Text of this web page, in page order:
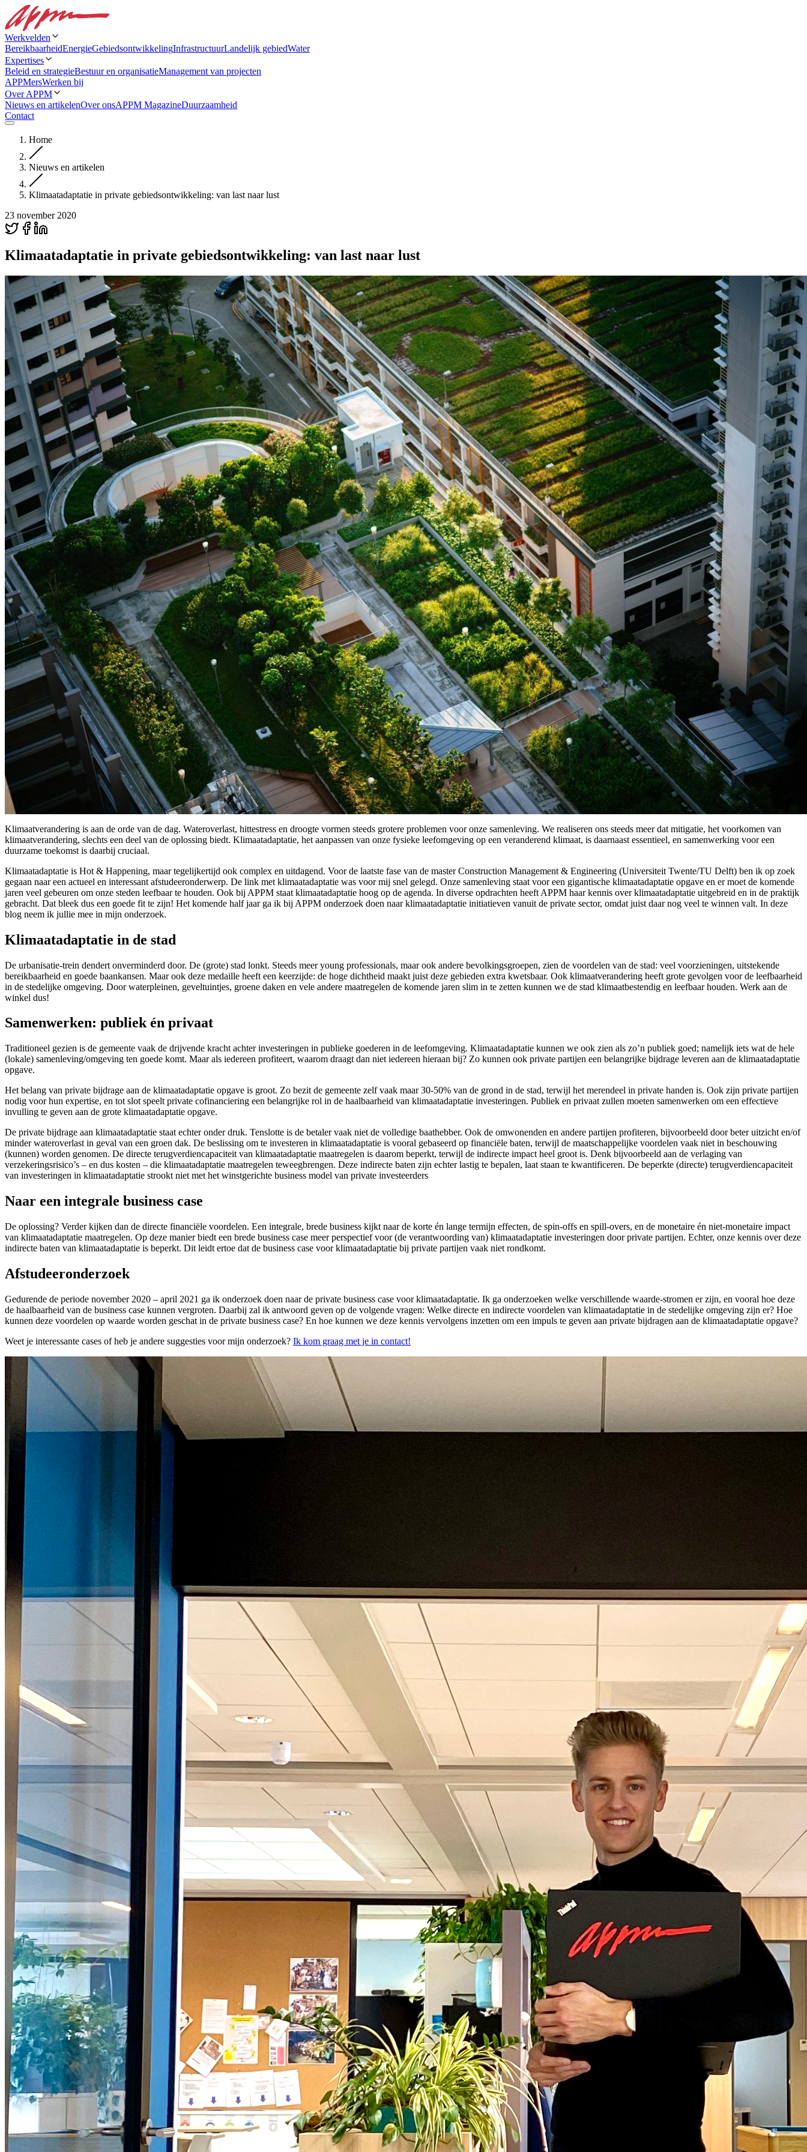
Werkvelden
BereikbaarheidEnergieGebiedsontwikkelingInfrastructuurLandelijk gebiedWater
Expertises
Beleid en strategieBestuur en organisatieManagement van projecten
APPMersWerken bij
Over APPM
Nieuws en artikelenOver onsAPPM MagazineDuurzaamheid
Contact
Home
Nieuws en artikelen
Klimaatadaptatie in private gebiedsontwikkeling: van last naar lust
23 november 2020
Klimaatadaptatie in private gebiedsontwikkeling: van last naar lust
Klimaatverandering is aan de orde van de dag. Wateroverlast, hittestress en droogte vormen steeds grotere problemen voor onze samenleving. We realiseren ons steeds meer dat mitigatie, het voorkomen van
klimaatverandering, slechts een deel van de oplossing biedt. Klimaatadaptatie, het aanpassen van onze fysieke leefomgeving op een veranderend klimaat, is daarnaast essentieel, en samenwerking voor een
duurzame toekomst is daarbij cruciaal.
Klimaatadaptatie is Hot & Happening, maar tegelijkertijd ook complex en uitdagend. Voor de laatste fase van de master Construction Management & Engineering (Universiteit Twente/TU Delft) ben ik op zoek
gegaan naar een actueel en interessant afstudeeronderwerp. De link met klimaatadaptatie was voor mij snel gelegd. Onze samenleving staat voor een gigantische klimaatadaptatie opgave en er moet de komende
jaren veel gebeuren om onze steden leefbaar te houden. Ook bij APPM staat klimaatadaptatie hoog op de agenda. In diverse opdrachten heeft APPM haar kennis over klimaatadaptatie uitgebreid en in de praktijk
gebracht. Dat bleek dus een goede fit te zijn! Het komende half jaar ga ik bij APPM onderzoek doen naar klimaatadaptatie initiatieven vanuit de private sector, omdat juist daar nog veel te winnen valt. In deze
blog neem ik jullie mee in mijn onderzoek.
Klimaatadaptatie in de stad
De urbanisatie-trein dendert onverminderd door. De (grote) stad lonkt. Steeds meer young professionals, maar ook andere bevolkingsgroepen, zien de voordelen van de stad: veel voorzieningen, uitstekende
bereikbaarheid en goede baankansen. Maar ook deze medaille heeft een keerzijde: de hoge dichtheid maakt juist deze gebieden extra kwetsbaar. Ook klimaatverandering heeft grote gevolgen voor de leefbaarheid
in de stedelijke omgeving. Door waterpleinen, geveltuintjes, groene daken en vele andere maatregelen de komende jaren slim in te zetten kunnen we de stad klimaatbestendig en leefbaar houden. Werk aan de
winkel dus!
Samenwerken: publiek én privaat
Traditioneel gezien is de gemeente vaak de drijvende kracht achter investeringen in publieke goederen in de leefomgeving. Klimaatadaptatie kunnen we ook zien als zo’n publiek goed; namelijk iets wat de hele
(lokale) samenleving/omgeving ten goede komt. Maar als iedereen profiteert, waarom draagt dan niet iedereen hieraan bij? Zo kunnen ook private partijen een belangrijke bijdrage leveren aan de klimaatadaptatie
opgave.
Het belang van private bijdrage aan de klimaatadaptatie opgave is groot. Zo bezit de gemeente zelf vaak maar 30-50% van de grond in de stad, terwijl het merendeel in private handen is. Ook zijn private partijen
nodig voor hun expertise, en tot slot speelt private cofinanciering een belangrijke rol in de haalbaarheid van klimaatadaptatie investeringen. Publiek en privaat zullen moeten samenwerken om een effectieve
invulling te geven aan de grote klimaatadaptatie opgave.
De private bijdrage aan klimaatadaptatie staat echter onder druk. Tenslotte is de betaler vaak niet de volledige baathebber. Ook de omwonenden en andere partijen profiteren, bijvoorbeeld door beter uitzicht en/of
minder wateroverlast in geval van een groen dak. De beslissing om te investeren in klimaatadaptatie is vooral gebaseerd op financiële baten, terwijl de maatschappelijke voordelen vaak niet in beschouwing
(kunnen) worden genomen. De directe terugverdiencapaciteit van klimaatadaptatie maatregelen is daarom beperkt, terwijl de indirecte impact heel groot is. Denk bijvoorbeeld aan de verlaging van
verzekeringsrisico’s – en dus kosten – die klimaatadaptatie maatregelen teweegbrengen. Deze indirecte baten zijn echter lastig te bepalen, laat staan te kwantificeren. De beperkte (directe) terugverdiencapaciteit
van investeringen in klimaatadaptatie strookt niet met het winstgerichte business model van private investeerders
Naar een integrale business case
De oplossing? Verder kijken dan de directe financiële voordelen. Een integrale, brede business kijkt naar de korte én lange termijn effecten, de spin-offs en spill-overs, en de monetaire én niet-monetaire impact
van klimaatadaptatie maatregelen. Op deze manier biedt een brede business case meer perspectief voor (de verantwoording van) klimaatadaptatie investeringen door private partijen. Echter, onze kennis over deze
indirecte baten van klimaatadaptatie is beperkt. Dit leidt ertoe dat de business case voor klimaatadaptatie bij private partijen vaak niet rondkomt.
Afstudeeronderzoek
Gedurende de periode november 2020 – april 2021 ga ik onderzoek doen naar de private business case voor klimaatadaptatie. Ik ga onderzoeken welke verschillende waarde-stromen er zijn, en vooral hoe deze
de haalbaarheid van de business case kunnen vergroten. Daarbij zal ik antwoord geven op de volgende vragen: Welke directe en indirecte voordelen van klimaatadaptatie in de stedelijke omgeving zijn er? Hoe
kunnen deze voordelen op waarde worden geschat in de private business case? En hoe kunnen we deze kennis vervolgens inzetten om een impuls te geven aan private bijdragen aan de klimaatadaptatie opgave?
Weet je interessante cases of heb je andere suggesties voor mijn onderzoek? Ik kom graag met je in contact!